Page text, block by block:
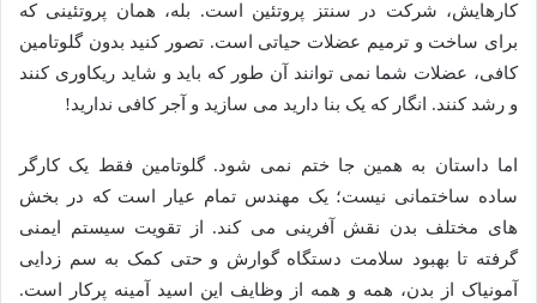
کارهایش، شرکت در سنتز پروتئین است. بله، همان پروتئینی که
برای ساخت و ترمیم عضلات حیاتی است. تصور کنید بدون گلوتامین
کافی، عضلات شما نمی توانند آن طور که باید و شاید ریکاوری کنند
و رشد کنند. انگار که یک بنا دارید می سازید و آجر کافی ندارید!
اما داستان به همین جا ختم نمی شود. گلوتامین فقط یک کارگر
ساده ساختمانی نیست؛ یک مهندس تمام عیار است که در بخش
های مختلف بدن نقش آفرینی می کند. از تقویت سیستم ایمنی
گرفته تا بهبود سلامت دستگاه گوارش و حتی کمک به سم زدایی
آمونیاک از بدن، همه و همه از وظایف این اسید آمینه پرکار است.